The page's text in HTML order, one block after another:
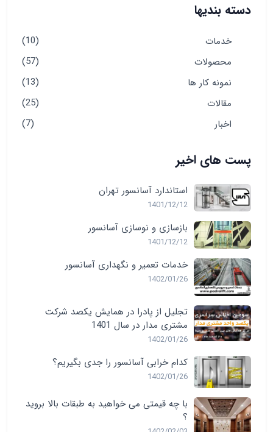
دسته بندیها
خدمات
(10)
محصولات
(57)
نمونه کار ها
(13)
مقالات
(25)
اخبار
(7)
پست های اخیر
استاندارد آسانسور تهران
1401/12/12
بازسازی و نوسازی آسانسور
1401/12/12
خدمات تعمیر و نگهداری آسانسور
1402/01/26
تجلیل از پادرا در همایش یکصد شرکت
مشتری مدار در سال 1401
1402/01/26
کدام خرابی آسانسور را جدی بگیریم؟
1402/01/26
با چه قیمتی می خواهید به طبقات بالا بروید
؟